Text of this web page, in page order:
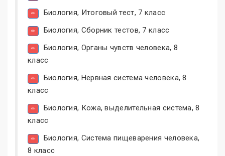
Биология, Итоговый тест, 7 класс
Биология, Сборник тестов, 7 класс
Биология, Органы чувств человека, 8
класс
Биология, Нервная система человека, 8
класс
Биология, Кожа, выделительная система, 8
класс
Биология, Система пищеварения человека,
8 класс